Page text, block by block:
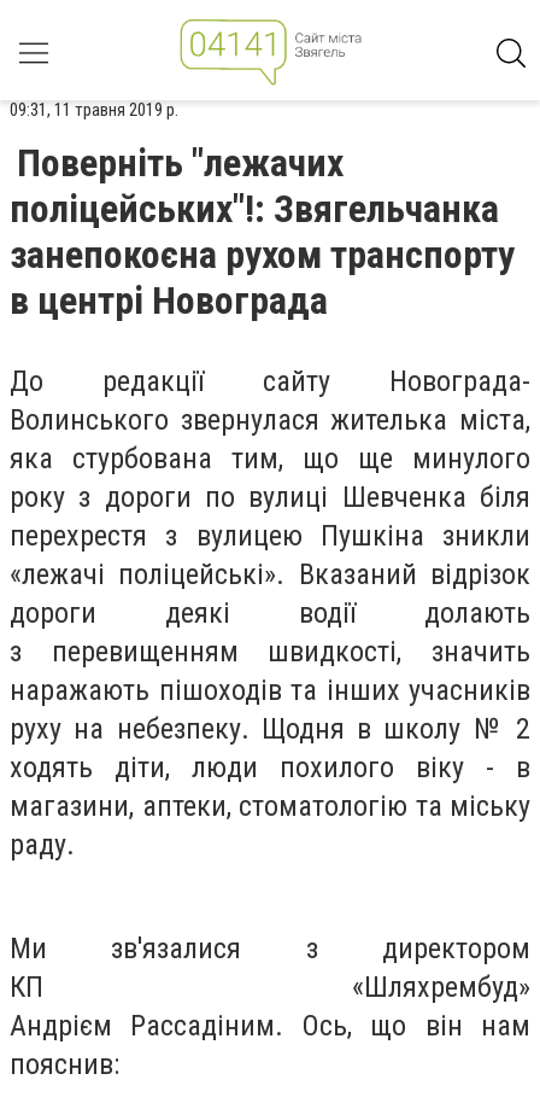
09:31, 11 травня 2019 р.
Поверніть "лежачих
поліцейських"!: Звягельчанка
занепокоєна рухом транспорту
в центрі Новограда
До редакції сайту Новограда-
Волинського звернулася жителька міста,
яка стурбована тим, що ще минулого
року з дороги по вулиці Шевченка біля
перехрестя з вулицею Пушкіна зникли
«лежачі поліцейські». Вказаний відрізок
дороги деякі водії долають
з перевищенням швидкості, значить
наражають пішоходів та інших учасників
руху на небезпеку. Щодня в школу № 2
ходять діти, люди похилого віку - в
магазини, аптеки, стоматологію та міську
раду.
Ми зв'язалися з директором
КП «Шляхрембуд»
Андрієм Рассадіним. Ось, що він нам
пояснив: